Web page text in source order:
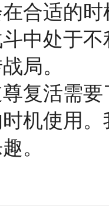
适的时
中处于
局。
活需要
机使用
。